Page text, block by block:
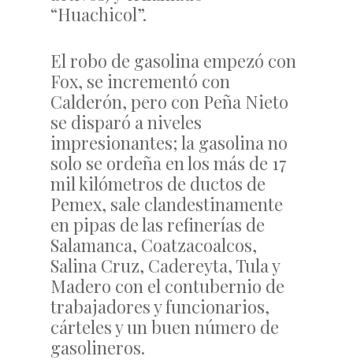
“Huachicol”.
El robo de gasolina empezó con
Fox, se incrementó con
Calderón, pero con Peña Nieto
se disparó a niveles
impresionantes; la gasolina no
solo se ordeña en los más de 17
mil kilómetros de ductos de
Pemex, sale clandestinamente
en pipas de las refinerías de
Salamanca, Coatzacoalcos,
Salina Cruz, Cadereyta, Tula y
Madero con el contubernio de
trabajadores y funcionarios,
cárteles y un buen número de
gasolineros.